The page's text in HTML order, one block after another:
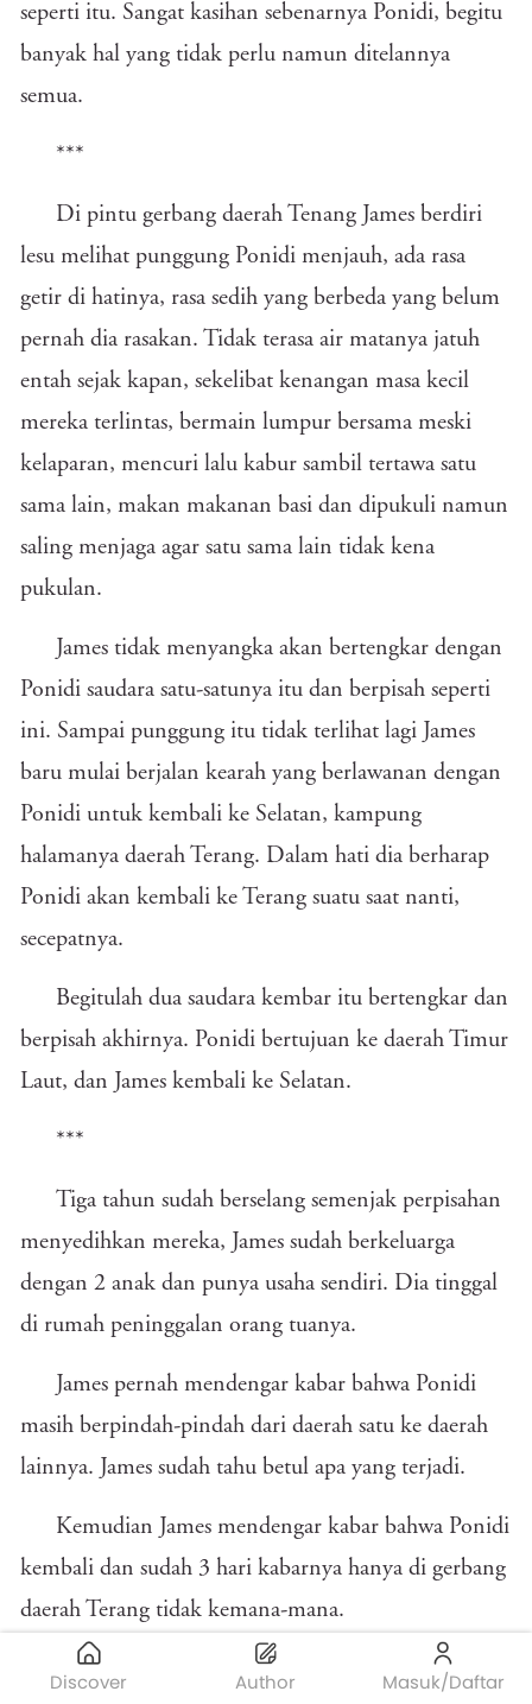
Discover Author Masuk/Daftar
seperti itu. Sangat kasihan sebenarnya Ponidi, begitu
banyak hal yang tidak perlu namun ditelannya
semua.
***
Di pintu gerbang daerah Tenang James berdiri
lesu melihat punggung Ponidi menjauh, ada rasa
getir di hatinya, rasa sedih yang berbeda yang belum
pernah dia rasakan. Tidak terasa air matanya jatuh
entah sejak kapan, sekelibat kenangan masa kecil
mereka terlintas, bermain lumpur bersama meski
kelaparan, mencuri lalu kabur sambil tertawa satu
sama lain, makan makanan basi dan dipukuli namun
saling menjaga agar satu sama lain tidak kena
pukulan.
James tidak menyangka akan bertengkar dengan
Ponidi saudara satu-satunya itu dan berpisah seperti
ini. Sampai punggung itu tidak terlihat lagi James
baru mulai berjalan kearah yang berlawanan dengan
Ponidi untuk kembali ke Selatan, kampung
halamanya daerah Terang. Dalam hati dia berharap
Ponidi akan kembali ke Terang suatu saat nanti,
secepatnya.
Begitulah dua saudara kembar itu bertengkar dan
berpisah akhirnya. Ponidi bertujuan ke daerah Timur
Laut, dan James kembali ke Selatan.
***
Tiga tahun sudah berselang semenjak perpisahan
menyedihkan mereka, James sudah berkeluarga
dengan 2 anak dan punya usaha sendiri. Dia tinggal
di rumah peninggalan orang tuanya.
James pernah mendengar kabar bahwa Ponidi
masih berpindah-pindah dari daerah satu ke daerah
lainnya. James sudah tahu betul apa yang terjadi.
Kemudian James mendengar kabar bahwa Ponidi
kembali dan sudah 3 hari kabarnya hanya di gerbang
daerah Terang tidak kemana-mana.
James segera menuju gerbang yang jaraknya